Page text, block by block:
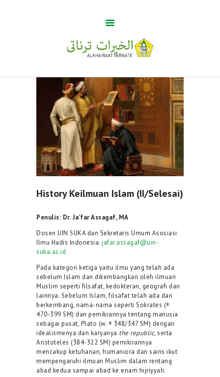
Home
Khabar
BUMA
Profile
Gallery
History Keilmuan Islam (II/Selesai)
Penulis: Dr. Ja’far Assagaf, MA
Dosen UIN SUKA dan Sekretaris Umum Asosiasi
Ilmu Hadis Indonesia. jafar.assagaf@uin-
suka.ac.id
Pada kategori ketiga yaitu ilmu yang telah ada
sebelum Islam dan dikembangkan oleh ilmuan
Muslim seperti filsafat, kedokteran, geografi dan
lainnya. Sebelum Islam, filsafat telah ada dan
berkembang, nama-nama seperti Sokrates (±
470-399 SM) dan pemikrannya tentang manusia
sebagai pusat, Plato (w. ± 348/347 SM) dengan
idealismenya dan karyanya the republic, serta
Aristoteles (384-322 SM) pemikirannya
mencakup ketuhanan, humaniora dan sains ikut
mempengaruhi ilmuan Muslim dalam rentang
abad kedua sampai abad ke enam hijriyyah.